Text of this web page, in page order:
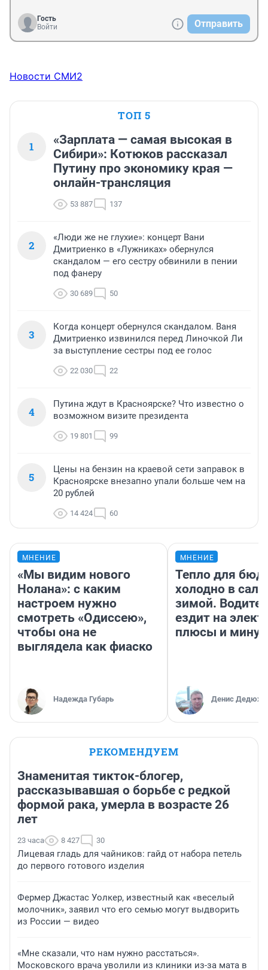
Гость
Войти
Отправить
Новости СМИ2
ТОП 5
1
«Зарплата — самая высокая в
Сибири»: Котюков рассказал
Путину про экономику края —
онлайн-трансляция
53 887 137
2
«Люди же не глухие»: концерт Вани
Дмитриенко в «Лужниках» обернулся
скандалом — его сестру обвинили в пении
под фанеру
30 689 50
3
Когда концерт обернулся скандалом. Ваня
Дмитриенко извинился перед Линочкой Ли
за выступление сестры под ее голос
22 030 22
4
Путина ждут в Красноярске? Что известно о
возможном визите президента
19 801 99
5
Цены на бензин на краевой сети заправок в
Красноярске внезапно упали больше чем на
20 рублей
14 424 60
МНЕНИЕ
«Мы видим нового
Нолана»: с каким
настроем нужно
смотреть «Одиссею»,
чтобы она не
выглядела как фиаско
Надежда Губарь
МНЕНИЕ
Тепло для
холодно в
зимой.
ездит на
плюсы и
Денис
РЕКОМЕНДУЕМ
Знаменитая тикток-блогер,
рассказывавшая о борьбе с редкой
формой рака, умерла в возрасте 26
лет
23 часа 8 427 30
Лицевая гладь для чайников: гайд от набора петель
до первого готового изделия
Фермер Джастас Уолкер, известный как «веселый
молочник», заявил что его семью могут выдворить
из России — видео
«Мне сказали, что нам нужно расстаться».
Московского врача уволили из клиники из-за мата в